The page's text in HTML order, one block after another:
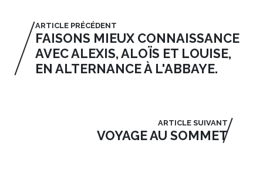
ARTICLE PRÉCÉDENT
FAISONS MIEUX CONNAISSANCE
AVEC ALEXIS, ALOÏS ET LOUISE,
EN ALTERNANCE À L'ABBAYE.
ARTICLE SUIVANT
VOYAGE AU SOMMET